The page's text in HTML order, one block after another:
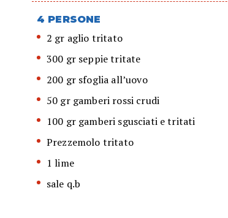
4 PERSONE
2 gr aglio tritato
300 gr seppie tritate
200 gr sfoglia all’uovo
50 gr gamberi rossi crudi
100 gr gamberi sgusciati e tritati
Prezzemolo tritato
1 lime
sale q.b